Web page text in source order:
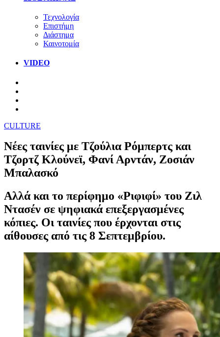
Τεχνολογία
Επιστήμη
Διάστημα
Καινοτομία
VIDEO
CULTURE
Νέες ταινίες με Τζούλια Ρόμπερτς και
Τζορτζ Κλούνεϊ, Φανί Αρντάν, Ζοσιάν
Μπαλασκό
Αλλά και το περίφημο «Ριφιφί» του Ζιλ
Ντασέν σε ψηφιακά επεξεργασμένες
κόπιες. Οι ταινίες που έρχονται στις
αίθουσες από τις 8 Σεπτεμβρίου.